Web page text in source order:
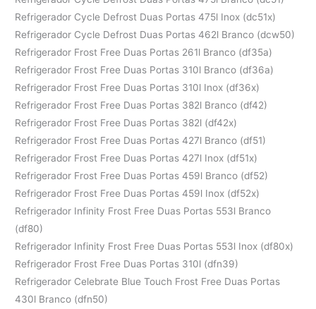
Refrigerador Cycle Defrost Duas Portas 475l Inox (dc51x)
Refrigerador Cycle Defrost Duas Portas 462l Branco (dcw50)
Refrigerador Frost Free Duas Portas 261l Branco (df35a)
Refrigerador Frost Free Duas Portas 310l Branco (df36a)
Refrigerador Frost Free Duas Portas 310l Inox (df36x)
Refrigerador Frost Free Duas Portas 382l Branco (df42)
Refrigerador Frost Free Duas Portas 382l (df42x)
Refrigerador Frost Free Duas Portas 427l Branco (df51)
Refrigerador Frost Free Duas Portas 427l Inox (df51x)
Refrigerador Frost Free Duas Portas 459l Branco (df52)
Refrigerador Frost Free Duas Portas 459l Inox (df52x)
Refrigerador Infinity Frost Free Duas Portas 553l Branco
(df80)
Refrigerador Infinity Frost Free Duas Portas 553l Inox (df80x)
Refrigerador Frost Free Duas Portas 310l (dfn39)
Refrigerador Celebrate Blue Touch Frost Free Duas Portas
430l Branco (dfn50)